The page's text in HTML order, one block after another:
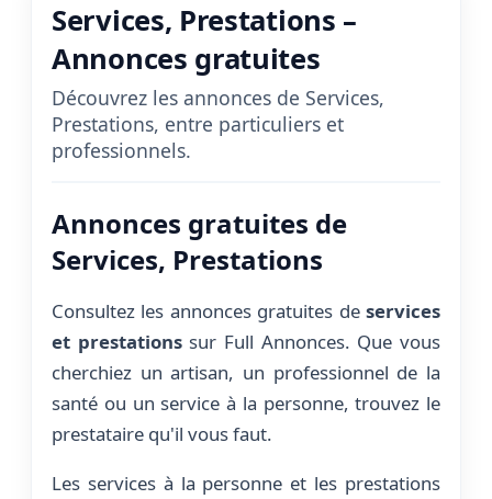
Services, Prestations –
Annonces gratuites
Découvrez les annonces de Services,
Prestations, entre particuliers et
professionnels.
Annonces gratuites de
Services, Prestations
Consultez les annonces gratuites de services
et prestationssur Full Annonces. Que vous
cherchiez un artisan, un professionnel de la
santé ou un service à la personne, trouvez le
prestataire qu'il vous faut.
Les services à la personne et les prestations